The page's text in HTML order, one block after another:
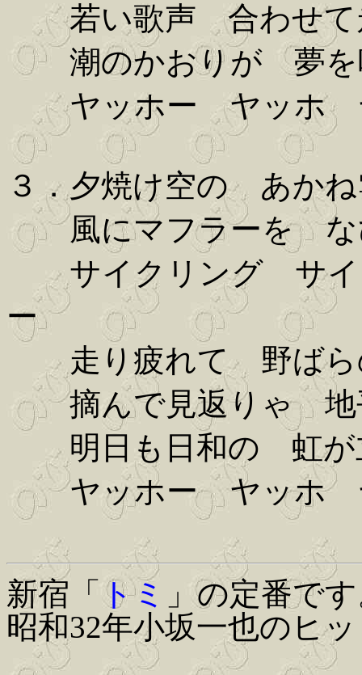
若い歌声 合わせて
潮のかおりが 夢を
ヤッホー ヤッホ
３．夕焼け空の あか
風にマフラーを な
サイクリング サイ
ー
走り疲れて 野ばら
摘んで見返りゃ 地
明日も日和の 虹が
ヤッホー ヤッホ
新宿「 トミ
」の定番で
昭和32年小坂一也のヒ